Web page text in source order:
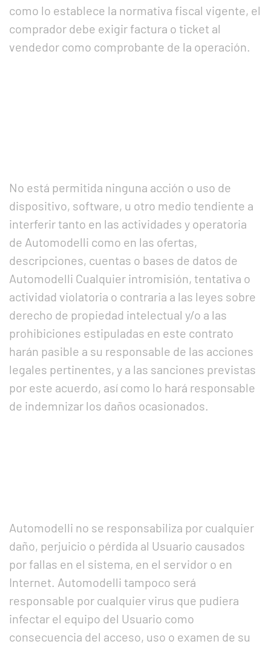
como lo establece la normativa fiscal vigente, el
comprador debe exigir factura o ticket al
vendedor como comprobante de la operación.
No está permitida ninguna acción o uso de
dispositivo, software, u otro medio tendiente a
interferir tanto en las actividades y operatoria
de Automodelli como en las ofertas,
descripciones, cuentas o bases de datos de
Automodelli Cualquier intromisión, tentativa o
actividad violatoria o contraria a las leyes sobre
derecho de propiedad intelectual y/o a las
prohibiciones estipuladas en este contrato
harán pasible a su responsable de las acciones
legales pertinentes, y a las sanciones previstas
por este acuerdo, así como lo hará responsable
de indemnizar los daños ocasionados.
Automodelli no se responsabiliza por cualquier
daño, perjuicio o pérdida al Usuario causados
por fallas en el sistema, en el servidor o en
Internet. Automodelli tampoco será
responsable por cualquier virus que pudiera
infectar el equipo del Usuario como
consecuencia del acceso, uso o examen de su